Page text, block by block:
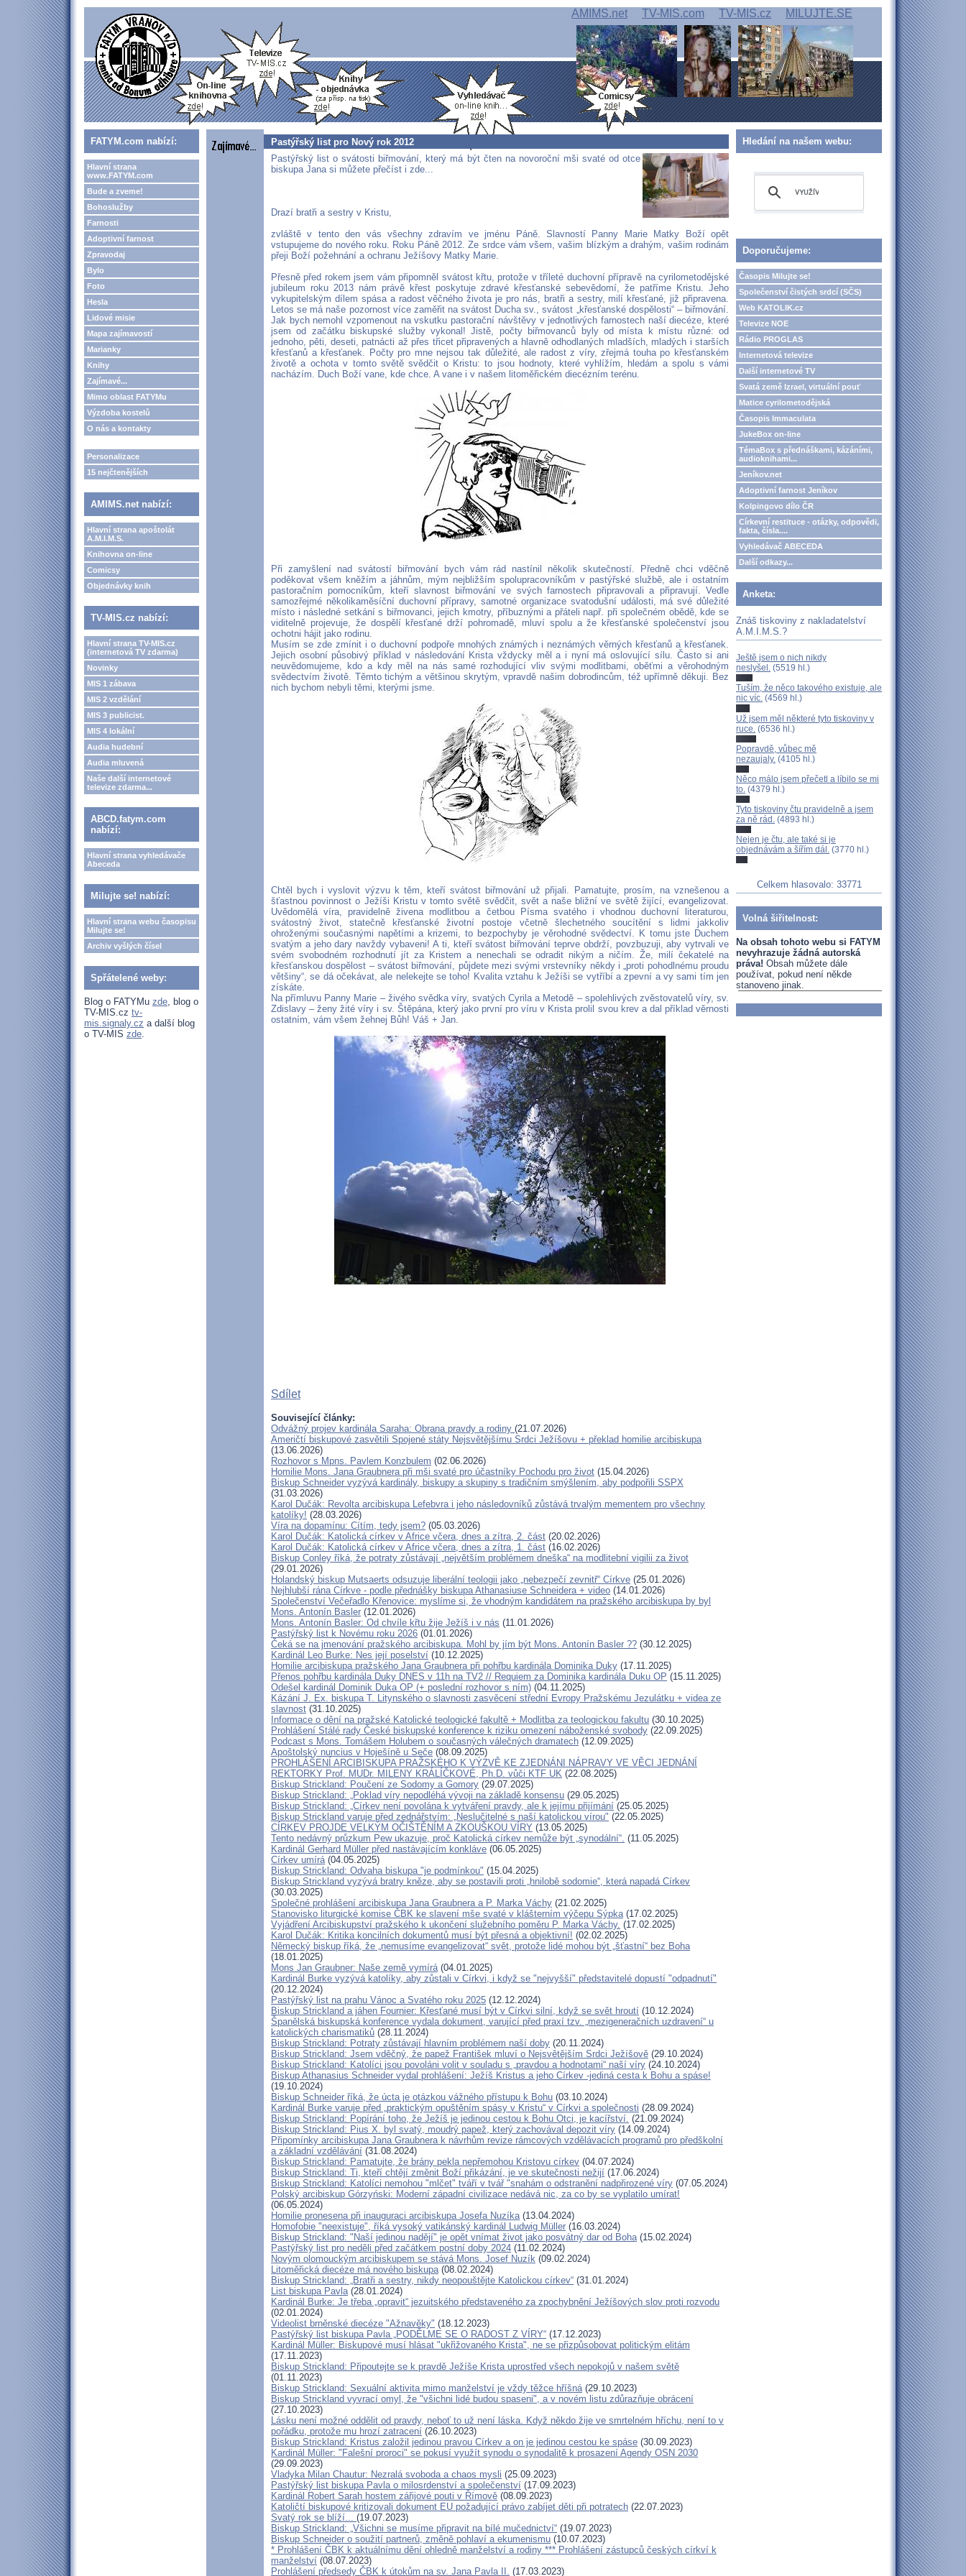
AMIMS.net TV-MIS.com TV-MIS.cz MILUJTE.SE
FATYM.com nabízí:
Hlavní strana
www.FATYM.com
Bude a zveme!
Bohoslužby
Farnosti
Adoptivní farnost
Zpravodaj
Bylo
Foto
Hesla
Lidové misie
Mapa zajímavostí
Marianky
Knihy
Zajímavé...
Mimo oblast FATYMu
Výzdoba kostelů
O nás a kontakty
Personalizace
15 nejčtenějších
AMIMS.net nabízí:
Hlavní strana apoštolát
A.M.I.M.S.
Knihovna on-line
Comicsy
Objednávky knih
TV-MIS.cz nabízí:
Hlavní strana TV-MIS.cz
(internetová TV zdarma)
Novinky
MIS 1 zábava
MIS 2 vzdělání
MIS 3 publicist.
MIS 4 lokální
Audia hudební
Audia mluvená
Naše další internetové
televize zdarma...
ABCD.fatym.com
nabízí:
Hlavní strana vyhledávače
Abeceda
Milujte se! nabízí:
Hlavní strana webu časopisu
Milujte se!
Archiv vyšlých čísel
Spřátelené weby:
Blog o FATYMu zde, blog o
TV-MIS.cz tv-
mis.signaly.cz a další blog
o TV-MIS zde.
Pastýřský list pro Nový rok 2012
Pastýřský list o svátosti biřmování, který má být čten na novoroční mši svaté od otce
biskupa Jana si můžete přečíst i zde...
Drazí bratři a sestry v Kristu,
zvláště v tento den vás všechny zdravím ve jménu Páně. Slavností Panny Marie Matky Boží opět
vstupujeme do nového roku. Roku Páně 2012. Ze srdce vám všem, vašim blízkým a drahým, vašim rodinám
přeji Boží požehnání a ochranu Ježíšovy Matky Marie.
Přesně před rokem jsem vám připomněl svátost křtu, protože v tříleté duchovní přípravě na cyrilometodějské
jubileum roku 2013 nám právě křest poskytuje zdravé křesťanské sebevědomí, že patříme Kristu. Jeho
vykupitelským dílem spása a radost věčného života je pro nás, bratři a sestry, milí křesťané, již připravena.
Letos se má naše pozornost více zaměřit na svátost Ducha sv., svátost „křesťanské dospělosti“ – biřmování.
Jak bych nemohl vzpomenout na vskutku pastorační návštěvy v jednotlivých farnostech naší diecéze, které
jsem od začátku biskupské služby vykonal! Jistě, počty biřmovanců byly od místa k místu různé: od
jednoho, pěti, deseti, patnácti až přes třicet připravených a hlavně odhodlaných mladších, mladých i starších
křesťanů a křesťanek. Počty pro mne nejsou tak důležité, ale radost z víry, zřejmá touha po křesťanském
životě a ochota v tomto světě svědčit o Kristu: to jsou hodnoty, které vyhlížím, hledám a spolu s vámi
nacházím. Duch Boží vane, kde chce. A vane i v našem litoměřickém diecézním terénu.
Při zamyšlení nad svátostí biřmování bych vám rád nastínil několik skutečností. Předně chci vděčně
poděkovat všem kněžím a jáhnům, mým nejbližším spolupracovníkům v pastýřské službě, ale i ostatním
pastoračním pomocníkům, kteří slavnost biřmování ve svých farnostech připravovali a připravují. Vedle
samozřejmé několikaměsíční duchovní přípravy, samotné organizace svatodušní události, má své důležité
místo i následné setkání s biřmovanci, jejich kmotry, příbuznými a přáteli např. při společném obědě, kde se
viditelně projevuje, že dospělí křesťané drží pohromadě, mluví spolu a že křesťanské společenství jsou
ochotni hájit jako rodinu.
Musím se zde zmínit i o duchovní podpoře mnohých známých i neznámých věrných křesťanů a křesťanek.
Jejich osobní působivý příklad v následování Krista vždycky měl a i nyní má oslovující sílu. Často si ani
neuvědomujeme, kdo a kdy měl na nás samé rozhodující vliv svými modlitbami, oběťmi a věrohodným
svědectvím životě. Těmto tichým a většinou skrytým, vpravdě našim dobrodincům, též upřímně děkuji. Bez
nich bychom nebyli těmi, kterými jsme.
Chtěl bych i vyslovit výzvu k těm, kteří svátost biřmování už přijali. Pamatujte, prosím, na vznešenou a
šťastnou povinnost o Ježíši Kristu v tomto světě svědčit, svět a naše bližní ve světě žijící, evangelizovat.
Uvědomělá víra, pravidelně živena modlitbou a četbou Písma svatého i vhodnou duchovní literaturou,
svátostný život, statečně křesťanské životní postoje včetně šlechetného soucítění s lidmi jakkoliv
ohroženými současnými napětími a krizemi, to bezpochyby je věrohodné svědectví. K tomu jste Duchem
svatým a jeho dary navždy vybaveni! A ti, kteří svátost biřmování teprve obdrží, povzbuzuji, aby vytrvali ve
svém svobodném rozhodnutí jít za Kristem a nenechali se odradit nikým a ničím. Že, milí čekatelé na
křesťanskou dospělost – svátost biřmování, půjdete mezi svými vrstevníky někdy i „proti pohodlnému proudu
většiny“, se dá očekávat, ale nelekejte se toho! Kvalita vztahu k Ježíši se vytříbí a zpevní a vy sami tím jen
získáte.
Na přímluvu Panny Marie – živého svědka víry, svatých Cyrila a Metodě – spolehlivých zvěstovatelů víry, sv.
Zdislavy – ženy žité víry i sv. Štěpána, který jako první pro víru v Krista prolil svou krev a dal příklad věrnosti
ostatním, vám všem žehnej Bůh! Váš + Jan.
Sdílet
Související články:
Odvážný projev kardinála Saraha: Obrana pravdy a rodiny (21.07.2026)
Američtí biskupové zasvětili Spojené státy Nejsvětějšímu Srdci Ježíšovu + překlad homilie arcibiskupa
(13.06.2026)
Rozhovor s Mpns. Pavlem Konzbulem (02.06.2026)
Homilie Mons. Jana Graubnera při mši svaté pro účastníky Pochodu pro život (15.04.2026)
Biskup Schneider vyzývá kardinály, biskupy a skupiny s tradičním smýšlením, aby podpořili SSPX
(31.03.2026)
Karol Dučák: Revolta arcibiskupa Lefebvra i jeho následovníků zůstává trvalým mementem pro všechny
katolíky! (28.03.2026)
Víra na dopamínu: Cítím, tedy jsem? (05.03.2026)
Karol Dučák: Katolická církev v Africe včera, dnes a zítra, 2. část (20.02.2026)
Karol Dučák: Katolická církev v Africe včera, dnes a zítra, 1. část (16.02.2026)
Biskup Conley říká, že potraty zůstávají „největším problémem dneška“ na modlitební vigilii za život
(29.01.2026)
Holandský biskup Mutsaerts odsuzuje liberální teologii jako „nebezpečí zevnitř“ Církve (25.01.2026)
Nejhlubší rána Církve - podle přednášky biskupa Athanasiuse Schneidera + video (14.01.2026)
Společenství Večeřadlo Křenovice: myslíme si, že vhodným kandidátem na pražského arcibiskupa by byl
Mons. Antonín Basler (12.01.2026)
Mons. Antonín Basler: Od chvíle křtu žije Ježíš i v nás (11.01.2026)
Pastýřský list k Novému roku 2026 (01.01.2026)
Čeká se na jmenování pražského arcibiskupa. Mohl by jím být Mons. Antonín Basler ?? (30.12.2025)
Kardinál Leo Burke: Nes její poselství (10.12.2025)
Homilie arcibiskupa pražského Jana Graubnera při pohřbu kardinála Dominika Duky (17.11.2025)
Přenos pohřbu kardinála Duky DNES v 11h na TV2 // Requiem za Dominika kardinála Duku OP (15.11.2025)
Odešel kardinál Dominik Duka OP (+ poslední rozhovor s ním) (04.11.2025)
Kázání J. Ex. biskupa T. Litynského o slavnosti zasvěcení střední Evropy Pražskému Jezulátku + videa ze
slavnost (31.10.2025)
Informace o dění na pražské Katolické teologické fakultě + Modlitba za teologickou fakultu (30.10.2025)
Prohlášení Stálé rady České biskupské konference k riziku omezení náboženské svobody (22.09.2025)
Podcast s Mons. Tomášem Holubem o současných válečných dramatech (12.09.2025)
Apoštolský nuncius v Hoješíně u Seče (08.09.2025)
PROHLÁŠENÍ ARCIBISKUPA PRAŽSKÉHO K VÝZVĚ KE ZJEDNÁNI NÁPRAVY VE VĚCI JEDNÁNÍ
REKTORKY Prof. MUDr. MILENY KRÁLÍČKOVÉ, Ph.D. vůči KTF UK (22.08.2025)
Biskup Strickland: Poučení ze Sodomy a Gomory (29.07.2025)
Biskup Strickland: „Poklad víry nepodléhá vývoji na základě konsensu (29.05.2025)
Biskup Strickland: „Církev není povolána k vytváření pravdy, ale k jejímu přijímání (25.05.2025)
Biskup Strickland varuje před zednářstvím: „Neslučitelné s naší katolickou vírou" (22.05.2025)
CÍRKEV PROJDE VELKÝM OČIŠTĚNÍM A ZKOUŠKOU VÍRY (13.05.2025)
Tento nedávný průzkum Pew ukazuje, proč Katolická církev nemůže být „synodální“. (11.05.2025)
Kardinál Gerhard Müller před nastávajícím konkláve (06.05.2025)
Církev umírá(04.05.2025)
Biskup Strickland: Odvaha biskupa "je podmínkou" (15.04.2025)
Biskup Strickland vyzývá bratry kněze, aby se postavili proti „hnilobě sodomie“, která napadá Církev
(30.03.2025)
Společné prohlášení arcibiskupa Jana Graubnera a P. Marka Váchy (21.02.2025)
Stanovisko liturgické komise ČBK ke slavení mše svaté v klášterním výčepu Sýpka(17.02.2025)
Vyjádření Arcibiskupství pražského k ukončení služebního poměru P. Marka Váchy. (17.02.2025)
Karol Dučák: Kritika koncilních dokumentů musí být přesná a objektivní! (02.02.2025)
Německý biskup říká, že „nemusíme evangelizovat“ svět, protože lidé mohou být „šťastní“ bez Boha
(18.01.2025)
Mons Jan Graubner: Naše země vymírá(04.01.2025)
Kardinál Burke vyzývá katolíky, aby zůstali v Církvi, i když se "nejvyšší" představitelé dopustí "odpadnutí"
(20.12.2024)
Pastýřský list na prahu Vánoc a Svatého roku 2025 (12.12.2024)
Biskup Strickland a jáhen Fournier: Křesťané musí být v Církvi silní, když se svět hroutí (10.12.2024)
Španělská biskupská konference vydala dokument, varující před praxí tzv. „mezigeneračních uzdravení“ u
katolických charismatiků (28.11.2024)
Biskup Strickland: Potraty zůstávají hlavním problémem naší doby (20.11.2024)
Biskup Strickland: Jsem vděčný, že papež František mluví o Nejsvětějším Srdci Ježíšově (29.10.2024)
Biskup Strickland: Katolíci jsou povoláni volit v souladu s „pravdou a hodnotami“ naší víry (24.10.2024)
Biskup Athanasius Schneider vydal prohlášení: Ježíš Kristus a jeho Církev -jediná cesta k Bohu a spáse!
(19.10.2024)
Biskup Schneider říká, že úcta je otázkou vážného přístupu k Bohu (03.10.2024)
Kardinál Burke varuje před „praktickým opuštěním spásy v Kristu“ v Církvi a společnosti (28.09.2024)
Biskup Strickland: Popírání toho, že Ježíš je jedinou cestou k Bohu Otci, je kacířství. (21.09.2024)
Biskup Strickland: Pius X. byl svatý, moudrý papež, který zachovával depozit víry (14.09.2024)
Připomínky arcibiskupa Jana Graubnera k návrhům revize rámcových vzdělávacích programů pro předškolní
a základní vzdělávání (31.08.2024)
Biskup Strickland: Pamatujte, že brány pekla nepřemohou Kristovu církev (04.07.2024)
Biskup Strickland: Ti, kteří chtějí změnit Boží přikázání, je ve skutečnosti nežijí (17.06.2024)
Biskup Strickland: Katolíci nemohou "mlčet" tváří v tvář "snahám o odstranění nadpřirozené víry (07.05.2024)
Polský arcibiskup Górzyński: Moderní západní civilizace nedává nic, za co by se vyplatilo umírat!
(06.05.2024)
Homilie pronesena při inauguraci arcibiskupa Josefa Nuzíka(13.04.2024)
Homofobie "neexistuje", říká vysoký vatikánský kardinál Ludwig Müller (16.03.2024)
Biskup Strickland: "Naší jedinou nadějí" je opět vnímat život jako posvátný dar od Boha(15.02.2024)
Pastýřský list pro neděli před začátkem postní doby 2024 (11.02.2024)
Novým olomouckým arcibiskupem se stává Mons. Josef Nuzík (09.02.2024)
Litoměřická diecéze má nového biskupa(08.02.2024)
Biskup Strickland: „Bratři a sestry, nikdy neopouštějte Katolickou církev“ (31.01.2024)
List biskupa Pavla(28.01.2024)
Kardinál Burke: Je třeba „opravit“ jezuitského představeného za zpochybnění Ježíšových slov proti rozvodu
(02.01.2024)
Videolist brněnské diecéze "Ažnavěky" (18.12.2023)
Pastýřský list biskupa Pavla „PODĚLME SE O RADOST Z VÍRY“ (17.12.2023)
Kardinál Müller: Biskupové musí hlásat "ukřižovaného Krista", ne se přizpůsobovat politickým elitám
(17.11.2023)
Biskup Strickland: Připoutejte se k pravdě Ježíše Krista uprostřed všech nepokojů v našem světě
(01.11.2023)
Biskup Strickland: Sexuální aktivita mimo manželství je vždy těžce hříšná(29.10.2023)
Biskup Strickland vyvrací omyl, že "všichni lidé budou spaseni", a v novém listu zdůrazňuje obrácení
(27.10.2023)
Lásku není možné oddělit od pravdy, neboť to už není láska. Když někdo žije ve smrtelném hříchu, není to v
pořádku, protože mu hrozí zatracení (26.10.2023)
Biskup Strickland: Kristus založil jedinou pravou Církev a on je jedinou cestou ke spáse (30.09.2023)
Kardinál Müller: "Falešní proroci" se pokusí využít synodu o synodalitě k prosazení Agendy OSN 2030
(29.09.2023)
Vladyka Milan Chautur: Nezralá svoboda a chaos mysli (25.09.2023)
Pastýřský list biskupa Pavla o milosrdenství a společenství (17.09.2023)
Kardinál Robert Sarah hostem zářijové pouti v Římově (08.09.2023)
Katoličtí biskupové kritizovali dokument EU požadující právo zabíjet děti při potratech (22.07.2023)
Svatý rok se blíží... (19.07.2023)
Biskup Strickland: „Všichni se musíme připravit na bílé mučednictví“ (19.07.2023)
Biskup Schneider o soužití partnerů, změně pohlaví a ekumenismu (10.07.2023)
* Prohlášení ČBK k aktuálnímu dění ohledně manželství a rodiny *** Prohlášení zástupců českých církví k
manželství (08.07.2023)
Prohlášení předsedy ČBK k útokům na sv. Jana Pavla II. (17.03.2023)
Hledání na našem webu:
Doporučujeme:
Časopis Milujte se!
Společenství čistých srdcí (SČS)
Web KATOLIK.cz
Televize NOE
Rádio PROGLAS
Internetová televize
Další internetové TV
Svatá země Izrael, virtuální pouť
Matice cyrilometodějská
Časopis Immaculata
JukeBox on-line
TémaBox s přednáškami, kázáními,
audioknihami...
Jeníkov.net
Adoptivní farnost Jeníkov
Kolpingovo dílo ČR
Církevní restituce - otázky, odpovědi,
fakta, čísla....
Vyhledávač ABECEDA
Další odkazy...
Anketa:
Znáš tiskoviny z nakladatelství
A.M.I.M.S.?
Ještě jsem o nich nikdy
neslyšel. (5519 hl.)
Tuším, že něco takového existuje, ale
nic víc. (4569 hl.)
Už jsem měl některé tyto tiskoviny v
ruce. (6536 hl.)
Popravdě, vůbec mě
nezaujaly. (4105 hl.)
Něco málo jsem přečetl a líbilo se mi
to. (4379 hl.)
Tyto tiskoviny čtu pravidelně a jsem
za ně rád. (4893 hl.)
Nejen je čtu, ale také si je
objednávám a šířím dál. (3770 hl.)
Celkem hlasovalo: 33771
Volná šiřitelnost:
Na obsah tohoto webu si FATYM
nevyhrazuje žádná autorská
práva! Obsah můžete dále
používat, pokud není někde
stanoveno jinak.